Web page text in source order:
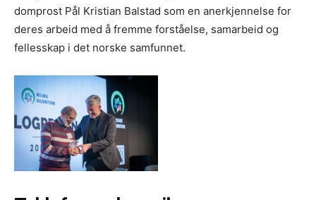
domprost Pål Kristian Balstad som en anerkjennelse for
deres arbeid med å fremme forståelse, samarbeid og
fellesskap i det norske samfunnet.